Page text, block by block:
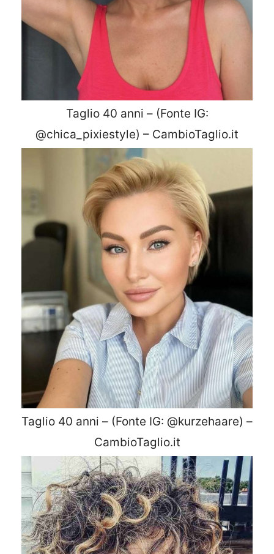
Taglio 40 anni – (Fonte IG:
@chica_pixiestyle) – CambioTaglio.it
Taglio 40 anni – (Fonte IG: @kurzehaare) –
CambioTaglio.it